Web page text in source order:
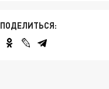
ПОДЕЛИТЬСЯ: